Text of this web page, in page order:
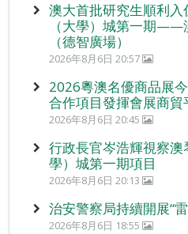
澳大首批研究生順利
（大學）城第一期——
（德智廣場）
2026年8月6日 20:57
2026粵澳名優商品展
合作項目發揮會展商貿
2026年8月6日 20:45
行政長官岑浩輝視察澳
學）城第一期項目
2026年8月6日 20:13
治安警察局持續開展“
2026年8月6日 18:55